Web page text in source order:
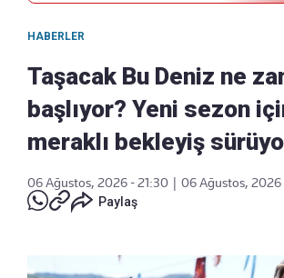
HABERLER
Taşacak Bu Deniz ne
başlıyor? Yeni sezon
meraklı bekleyiş
06 Ağustos, 2026 - 21:30
06 Ağustos, 2026
Paylaş